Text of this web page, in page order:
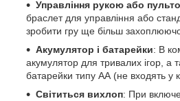
Управління рукою або
браслет для управління або
зробити гру ще більш
Акумулятор і батарейки: В
акумулятор для тривалих ігор, а
батарейки типу АА (не входять у
Світиться вихлоп: При